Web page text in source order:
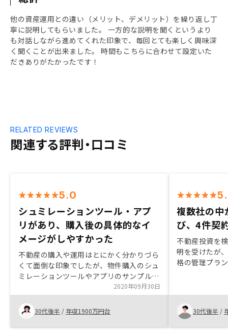
他の資産運用との違い（メリット、デメリット）を繰り返し丁
寧に説明してもらいました。 一方的な説明を聞くというより
も対話しながら進めてくれた印象で、毎回とても楽しく興味深
く聞くことが出来ました。 時間もこちらに合わせて設定いた
だきありがたかったです！
関連する評判・口コミ
RELATED REVIEWS
5.0
シュミレーションツール・アプ
リがあり、購入後の具体的なイ
メージがしやすかった
不動産の購入や運用はとにかく分かりづら
くて面倒な印象でしたが、物件購入のシュ
ミレーションツールやアプリのサンプル物
件などで購入後の具体的なイメージがしや
すかったです。アプリの言語設定ができる
ようにしてほしい（いま端末の言語設定に
依存している?）
2020年09月30日
30代後半 / 年収1900万円台
複数社の中
び、4件契
不動産投資を
明を受けたが
格の管理プラ
合う物件をタ
件契約するこ
る。契約に関
くださり、不
30代後半 /